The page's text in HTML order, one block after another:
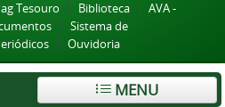
Tesouro Biblioteca
AVA -
Sistema de
Ouvidoria
MENU